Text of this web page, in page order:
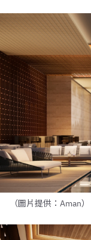
（圖片提供：Aman）